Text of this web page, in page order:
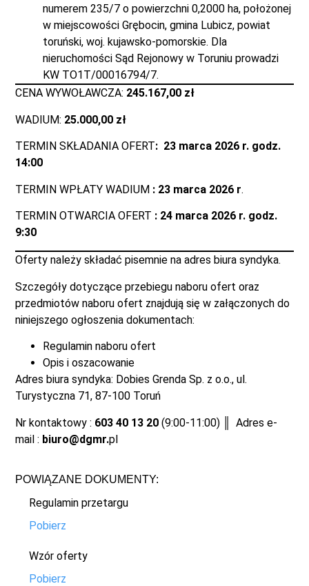
numerem 235/7 o powierzchni 0,2000 ha, położonej
w miejscowości Grębocin, gmina Lubicz, powiat
toruński, woj. kujawsko-pomorskie. Dla
nieruchomości Sąd Rejonowy w Toruniu prowadzi
KW TO1T/00016794/7.
CENA WYWOŁAWCZA: 245.167,00 zł
WADIUM: 25.000,00 zł
TERMIN SKŁADANIA OFERT: 23 marca 2026 r. godz.
14:00
TERMIN WPŁATY WADIUM : 23 marca 2026 r.
TERMIN OTWARCIA OFERT : 24 marca 2026 r. godz.
9:30
Oferty należy składać pisemnie na adres biura syndyka.
Szczegóły dotyczące przebiegu naboru ofert oraz
przedmiotów naboru ofert znajdują się w załączonych do
niniejszego ogłoszenia dokumentach:
Regulamin naboru ofert
Opis i oszacowanie
Adres biura syndyka: Dobies Grenda Sp. z o.o., ul.
Turystyczna 71, 87-100 Toruń
Nr kontaktowy : 603 40 13 20 (9:00-11:00) ║ Adres e-
mail : biuro@dgmr.pl
POWIĄZANE DOKUMENTY:
Regulamin przetargu
Pobierz
Wzór oferty
Pobierz